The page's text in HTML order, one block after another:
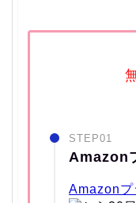
STEP01
Amazon
Amazonプ